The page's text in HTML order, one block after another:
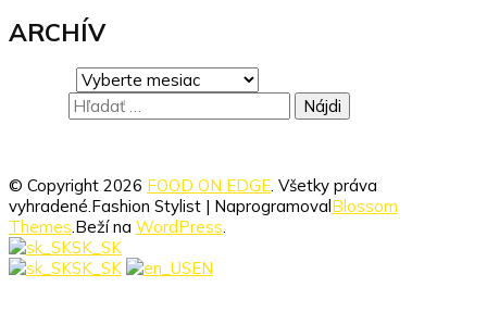
ARCHÍV
© Copyright 2026 FOOD ON EDGE. Všetky práva
vyhradené.Fashion Stylist | Naprogramoval Blossom
Themes.Beží na WordPress.
SK_SK
SK_SK
EN